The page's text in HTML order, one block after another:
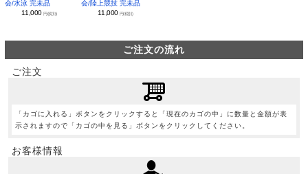
会/水泳 完未品
11,000円(税別)
会/陸上競技 完未品
11,000 円(税別)
ご注文の流れ
ご注文
「カゴに入れる」ボタンをクリックすると「現在のカゴの中」に数量と金額が表
示されますので「カゴの中を見る」ボタンをクリックしてください。
お客様情報